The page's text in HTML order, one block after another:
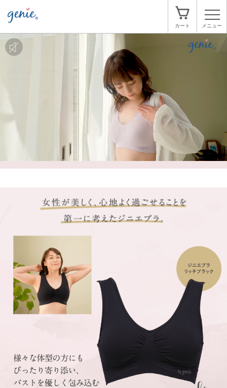
カート メニュー